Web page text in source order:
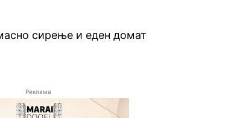
сирење и еден домат
Реклама